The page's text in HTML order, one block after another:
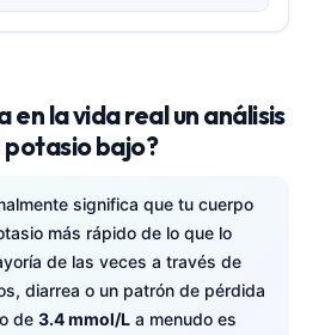
en la vida real un análisis
potasio bajo?
significa que tu cuerpo
más rápido de lo que lo
de las veces a través de
diarrea o un patrón de pérdida
de 3.4 mmol/L a menudo es